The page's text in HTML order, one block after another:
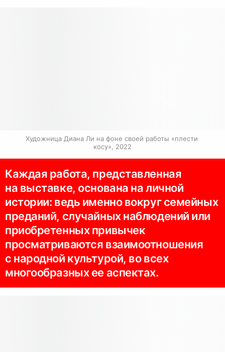
Художница Диана Ли на фоне своей работы «плести
косу», 2022
Каждая работа, представленная
на выставке, основана на личной
истории: ведь именно вокруг семейных
преданий, случайных наблюдений или
приобретенных привычек
просматриваются взаимоотношения
с народной культурой, во всех
многообразных ее аспектах.